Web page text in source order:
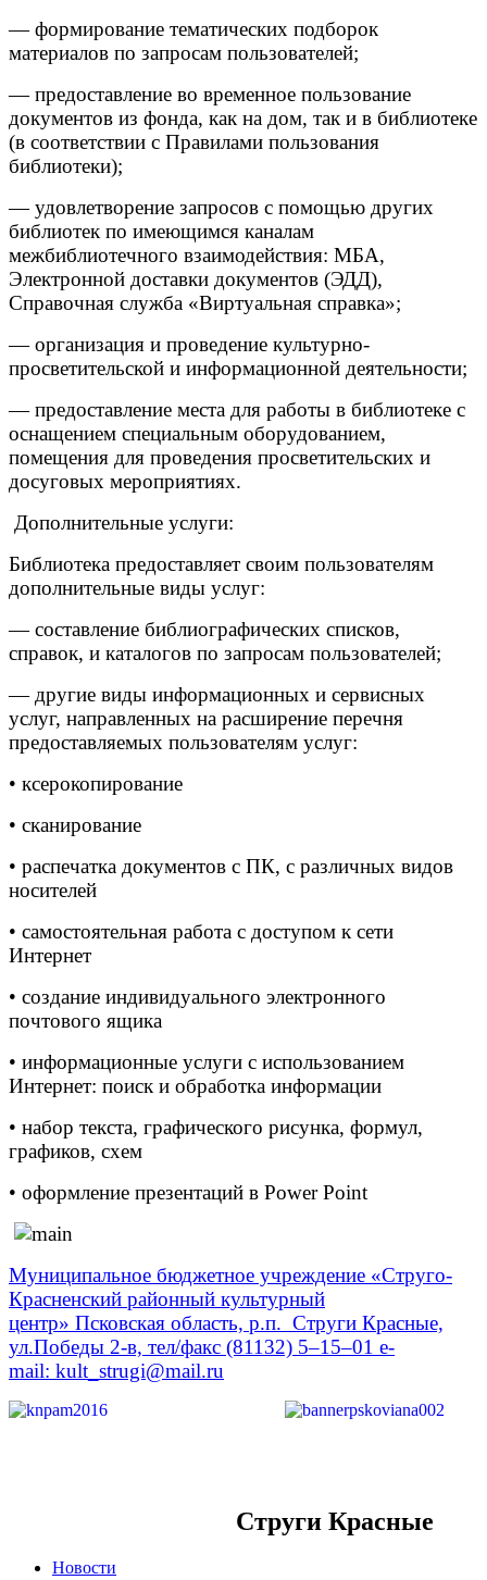
— формирование тематических подборок
материалов по запросам пользователей;
— предоставление во временное пользование
документов из фонда, как на дом, так и в библиотеке
(в соответствии с Правилами пользования
библиотеки);
— удовлетворение запросов с помощью других
библиотек по имеющимся каналам
межбиблиотечного взаимодействия: МБА,
Электронной доставки документов (ЭДД),
Справочная служба «Виртуальная справка»;
— организация и проведение культурно-
просветительской и информационной деятельности;
— предоставление места для работы в библиотеке с
оснащением специальным оборудованием,
помещения для проведения просветительских и
досуговых мероприятиях.
Дополнительные услуги:
Библиотека предоставляет своим пользователям
дополнительные виды услуг:
— составление библиографических списков,
справок, и каталогов по запросам пользователей;
— другие виды информационных и сервисных
услуг, направленных на расширение перечня
предоставляемых пользователям услуг:
• ксерокопирование
• сканирование
• распечатка документов с ПК, с различных видов
носителей
• самостоятельная работа с доступом к сети
Интернет
• создание индивидуального электронного
почтового ящика
• информационные услуги с использованием
Интернет: поиск и обработка информации
• набор текста, графического рисунка, формул,
графиков, схем
• оформление презентаций в Power Point
Муниципальное бюджетное учреждение «Струго-
Красненский районный культурный
центр» Псковская область, р.п. Струги Красные,
ул.Победы 2-в, тел/факс (81132) 5–15–01 е-
mail: kult_strugi@mail.ru
Струги Красные
Новости